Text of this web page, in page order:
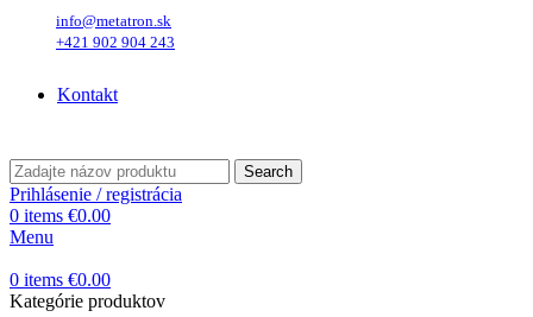
info@metatron.sk
+421 902 904 243
Kontakt
Search
Prihlásenie / registrácia
0 items €0.00
Menu
0 items €0.00
Kategórie produktov